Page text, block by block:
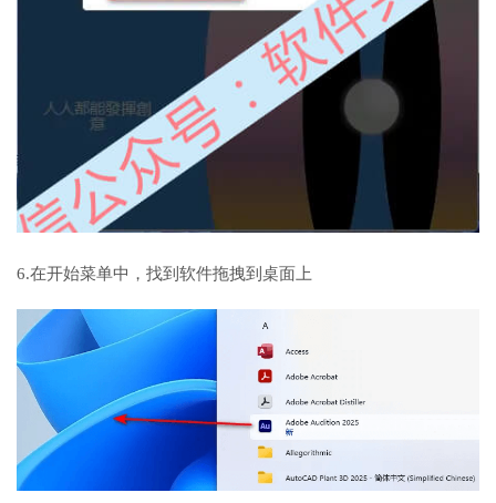
6.在开始菜单中，找到软件拖拽到桌面上